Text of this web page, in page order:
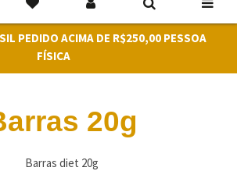
PEDIDO ACIMA DE R$250,00 PESSOA
FÍSICA
20g
Barras diet 20g